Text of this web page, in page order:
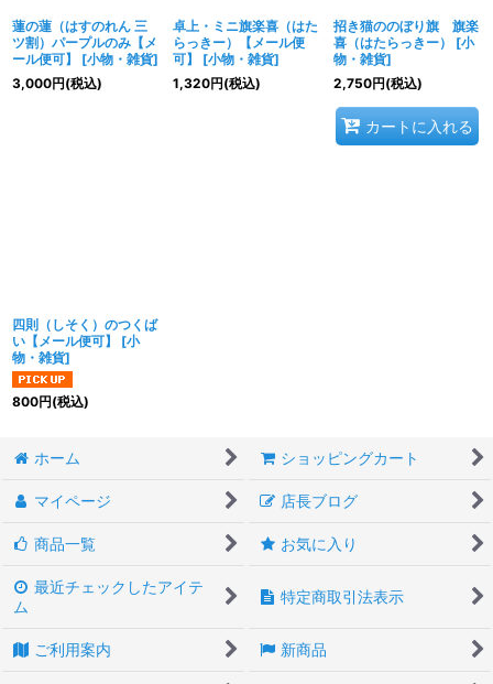
蓮の蓮（はすのれん 三
ツ割）パープルのみ【メ
ール便可】
[小物・雑貨]
3,000円(税込)
卓上・ミニ旗楽喜（はた
らっきー）【メール便
可】
[小物・雑貨]
1,320円(税込)
招き猫ののぼり旗 旗楽
喜（はたらっきー）
[小
物・雑貨]
2,750円(税込)
カートに入れる
四則（しそく）のつくば
い【メール便可】
[小
物・雑貨]
800円(税込)
ホーム ショッピングカート
マイページ 店長ブログ
商品一覧 お気に入り
最近チェックしたアイテ
ム
特定商取引法表示
ご利用案内 新商品